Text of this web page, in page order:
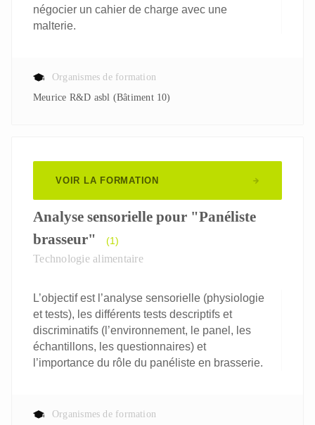
négocier un cahier de charge avec une
malterie.
Organismes de formation
Meurice R&D asbl (Bâtiment 10)
VOIR LA FORMATION
Analyse sensorielle pour "Panéliste
brasseur"
(1)
Technologie alimentaire
L’objectif est l’analyse sensorielle (physiologie
et tests), les différents tests descriptifs et
discriminatifs (l’environnement, le panel, les
échantillons, les questionnaires) et
l’importance du rôle du panéliste en brasserie.
Organismes de formation